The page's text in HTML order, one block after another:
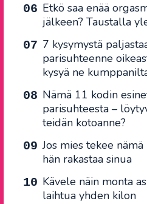
Etkö saa enää
jälkeen? Taustalla
7 kysymystä
parisuhteenne
kysyä ne
Nämä 11 kodin
parisuhteesta –
teidän kotoanne?
Jos mies tekee
hän rakastaa sinua
Kävele näin monta
laihtua yhden kilon